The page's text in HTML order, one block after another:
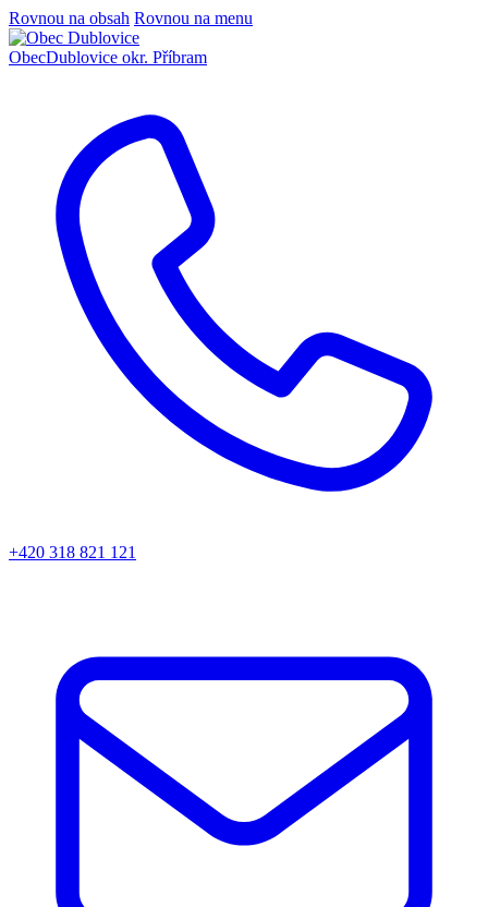
Rovnou na obsah Rovnou na menu
ObecDublovice okr. Příbram
+420 318 821 121